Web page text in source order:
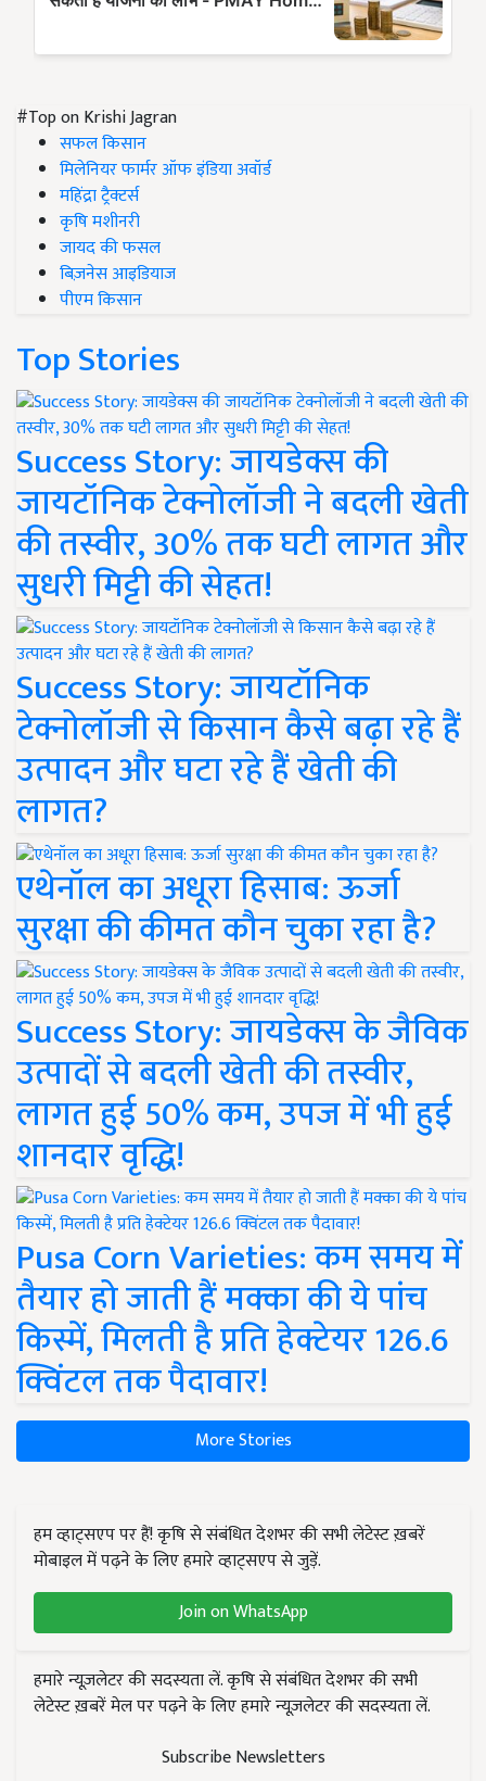
#Top on Krishi Jagran
सफल किसान
मिलेनियर फार्मर ऑफ इंडिया अवॉर्ड
महिंद्रा ट्रैक्टर्स
कृषि मशीनरी
जायद की फसल
बिज़नेस आइडियाज
पीएम किसान
Top Stories
Success Story: जायडेक्स की
जायटॉनिक टेक्नोलॉजी ने बदली खेती
की तस्वीर, 30% तक घटी लागत और
सुधरी मिट्टी की सेहत!
Success Story: जायटॉनिक
टेक्नोलॉजी से किसान कैसे बढ़ा रहे हैं
उत्पादन और घटा रहे हैं खेती की
लागत?
एथेनॉल का अधूरा हिसाब: ऊर्जा
सुरक्षा की कीमत कौन चुका रहा है?
Success Story: जायडेक्स के जैविक
उत्पादों से बदली खेती की तस्वीर,
लागत हुई 50% कम, उपज में भी हुई
शानदार वृद्धि!
Pusa Corn Varieties: कम समय में
तैयार हो जाती हैं मक्का की ये पांच
किस्में, मिलती है प्रति हेक्टेयर 126.6
क्विंटल तक पैदावार!
More Stories
हम व्हाट्सएप पर हैं! कृषि से संबंधित देशभर की सभी लेटेस्ट ख़बरें
मोबाइल में पढ़ने के लिए हमारे व्हाट्सएप से जुड़ें.
Join on WhatsApp
हमारे न्यूज़लेटर की सदस्यता लें. कृषि से संबंधित देशभर की सभी
लेटेस्ट ख़बरें मेल पर पढ़ने के लिए हमारे न्यूज़लेटर की सदस्यता लें.
Subscribe Newsletters